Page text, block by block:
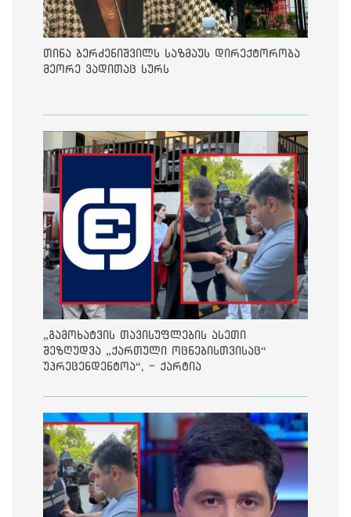
თინა ბერძენიშვილს საზმაუს დირექტორობა
მეორე ვადითაც სურს
„გამოხატვის თავისუფლების ასეთი
შეზღუდვა „ქართული ოცნებისთვისაც“
უპრეცენდენტოა“, - ქარტია